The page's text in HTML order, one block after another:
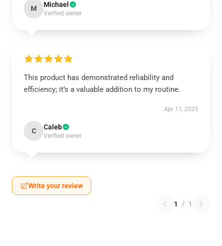
M Michael
Verified owner
This product has demonstrated reliability and
efficiency; it’s a valuable addition to my routine.
Apr 11, 2025
C Caleb
Verified owner
Write your review
1 / 1